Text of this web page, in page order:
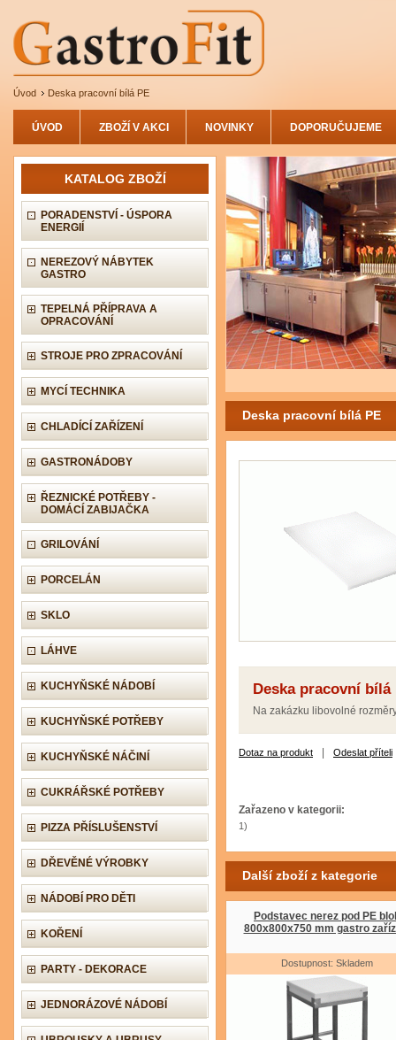
Úvod Deska pracovní bílá PE
ÚVOD ZBOŽÍ V AKCI NOVINKY DOPORUČUJEME
KATALOG ZBOŽÍ
PORADENSTVÍ - ÚSPORA
ENERGIÍ
NEREZOVÝ NÁBYTEK
GASTRO
TEPELNÁ PŘÍPRAVA A
OPRACOVÁNÍ
STROJE PRO ZPRACOVÁNÍ
MYCÍ TECHNIKA
CHLADÍCÍ ZAŘÍZENÍ
GASTRONÁDOBY
ŘEZNICKÉ POTŘEBY -
DOMÁCÍ ZABIJAČKA
GRILOVÁNÍ
PORCELÁN
SKLO
LÁHVE
KUCHYŇSKÉ NÁDOBÍ
KUCHYŇSKÉ POTŘEBY
KUCHYŇSKÉ NÁČINÍ
CUKRÁŘSKÉ POTŘEBY
PIZZA PŘÍSLUŠENSTVÍ
DŘEVĚNÉ VÝROBKY
NÁDOBÍ PRO DĚTI
KOŘENÍ
PARTY - DEKORACE
JEDNORÁZOVÉ NÁDOBÍ
Deska pracovní bílá PE
Deska pracovní bílá
Na zakázku libovolné
Dotaz na produkt Odeslat příteli
Zařazeno v kategorii:
1)
Další zboží z kategorie
Podstavec nerez pod PE
800x800x750 mm gastro
Dostupnost: Skladem